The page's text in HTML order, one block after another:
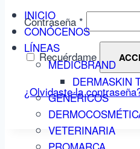
INICIO
CONÓCENOS
LÍNEAS
MEDICBRAND
DERMASKIN
GENÉRICOS
VETERINARIA
Contraseña *
Recuérdame
¿Olvidaste la